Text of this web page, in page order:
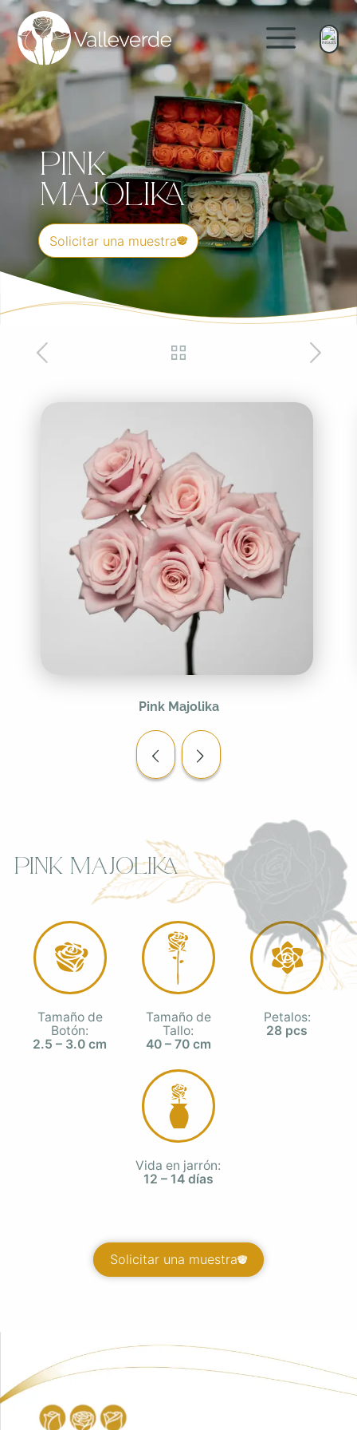
Pink
Majolika
Solicitar una muestra
Pink Majolika
Pink Majolika
Tamaño de
Botón:
2.5 – 3.0 cm
Tamaño de
Tallo:
40 – 70 cm
Petalos:
28 pcs
Vida en jarrón:
12 – 14 días
Solicitar una muestra